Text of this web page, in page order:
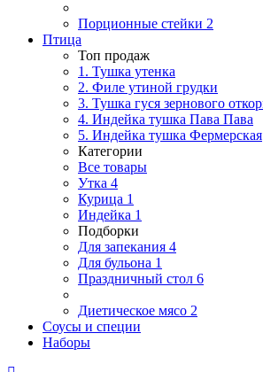
Порционные стейки 2
Птица
Топ продаж
1. Тушка утенка
2. Филе утиной грудки
3. Тушка гуся зернового
4. Индейка тушка Пава Пава
5. Индейка тушка Фермерская
Категории
Все товары
Утка 4
Курица 1
Индейка 1
Подборки
Для запекания 4
Для бульона 1
Праздничный стол 6
Диетическое мясо 2
Соусы и специи
Наборы